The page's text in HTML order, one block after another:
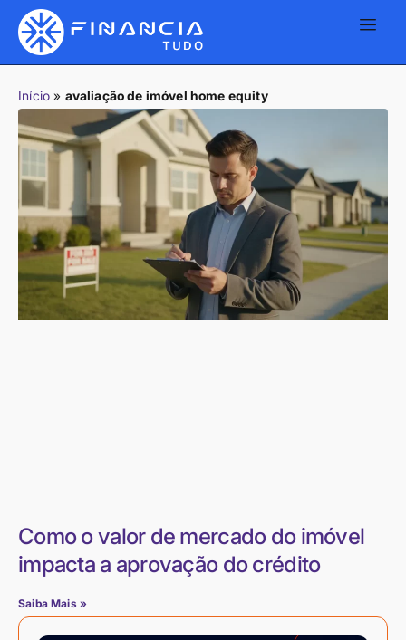
Início » avaliação de imóvel home equity
Como o valor de mercado do imóvel
impacta a aprovação do crédito
Saiba Mais »